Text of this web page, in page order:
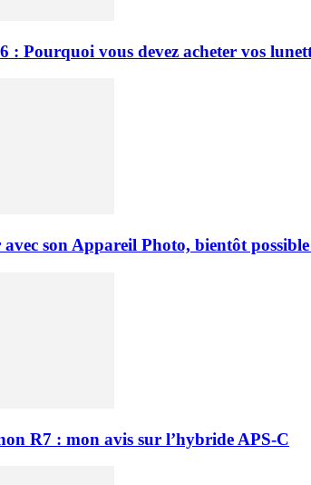
: Pourquoi vous devez acheter vos
son Appareil Photo, bientôt
R7 : mon avis sur l’hybride APS-C